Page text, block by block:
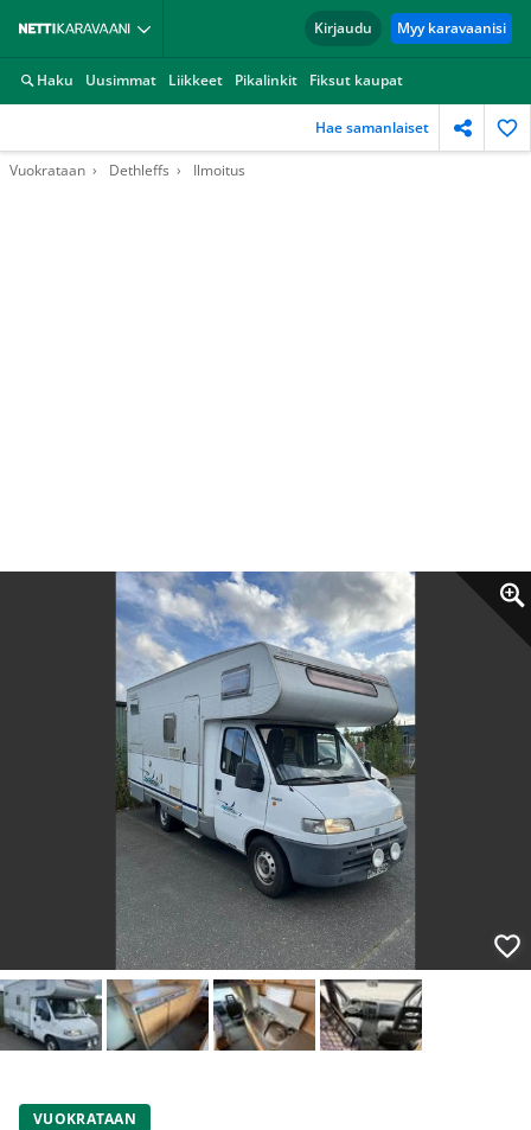
Kirjaudu Myy karavaanisi
Haku Uusimmat Liikkeet Pikalinkit Fiksut kaupat
Hae samanlaiset
Vuokrataan Dethleffs Ilmoitus
VUOKRATAAN